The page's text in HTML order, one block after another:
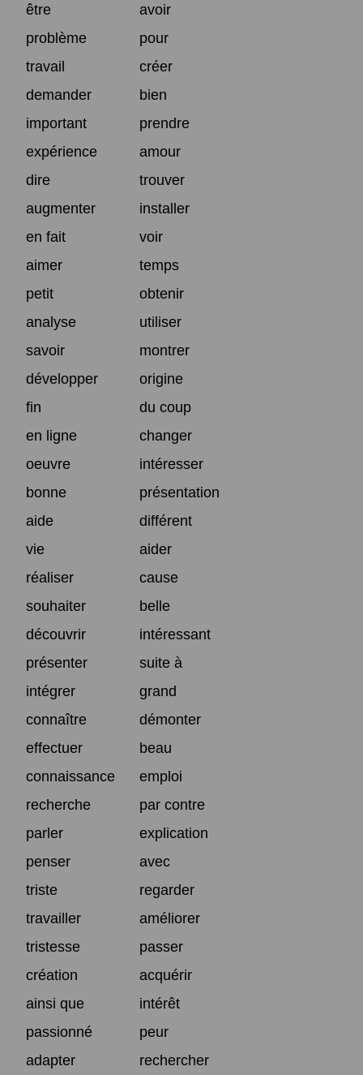
être
avoir
problème
pour
travail
créer
demander
bien
important
prendre
expérience
amour
dire
trouver
augmenter
installer
en fait
voir
aimer
temps
petit
obtenir
analyse
utiliser
savoir
montrer
développer
origine
fin
du coup
en ligne
changer
oeuvre
intéresser
bonne
présentation
aide
différent
vie
aider
réaliser
cause
souhaiter
belle
découvrir
intéressant
présenter
suite à
intégrer
grand
connaître
démonter
effectuer
beau
connaissance
emploi
recherche
par contre
parler
explication
penser
avec
triste
regarder
travailler
améliorer
tristesse
passer
création
acquérir
ainsi que
intérêt
passionné
peur
adapter
rechercher